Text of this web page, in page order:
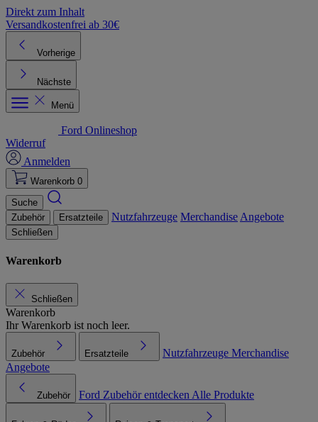
Direkt zum Inhalt
Versandkostenfrei ab 30€
Vorherige
Nächste
Menü
Ford Onlineshop
Widerruf
Anmelden
Warenkorb 0
Suche
Zubehör
Ersatzteile Nutzfahrzeuge Merchandise Angebote
Schließen
Warenkorb
Schließen
Warenkorb
Ihr Warenkorb ist noch leer.
Zubehör Ersatzteile Nutzfahrzeuge Merchandise
Angebote
Zubehör Ford Zubehör entdecken Alle Produkte